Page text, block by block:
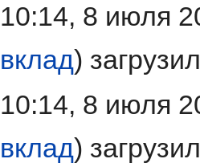
10:14, 8 июля
вклад)
10:14, 8 июля
вклад)